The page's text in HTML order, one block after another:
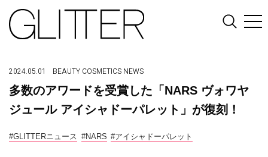
2024.05.01 BEAUTY COSMETICS NEWS
多数のアワードを受賞した「NARS ヴォワヤ
ジュール アイシャドーパレット」が復刻！
#GLITTERニュース #NARS #アイシャドーパレット